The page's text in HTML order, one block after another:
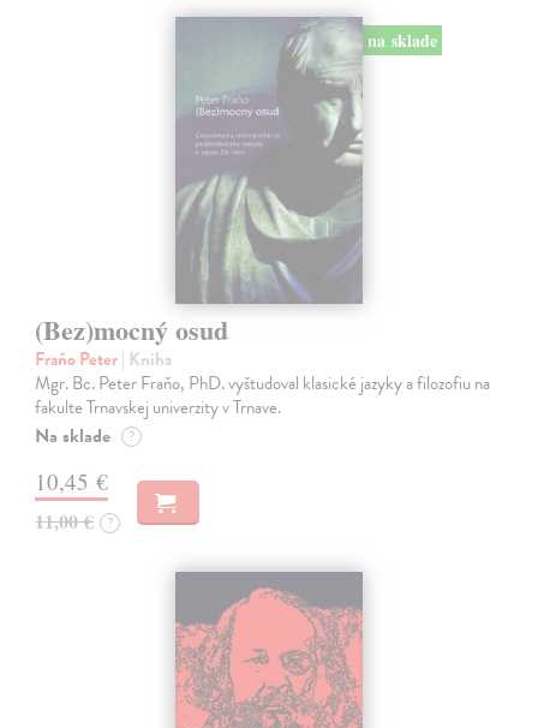
na sklade
(Bez)mocný osud
Fraňo Peter| Kniha
Mgr. Bc. Peter Fraňo, PhD. vyštudoval klasické jazyky a filozofiu na
fakulte Trnavskej univerzity v Trnave.
Na sklade ?
10,45 €
11,00 € ?